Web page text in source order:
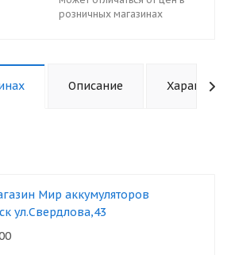
розничных магазинах
Описание
Мир аккумуляторов
ул.Свердлова,43